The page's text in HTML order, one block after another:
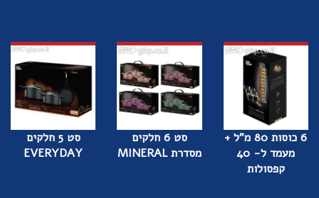
6 כוסות 80 מ"ל +
מעמד ל- 40
קפסולות
סט 6 חלקים
מסדרת MINERAL
סט 5 חלקים
EVERYDAY